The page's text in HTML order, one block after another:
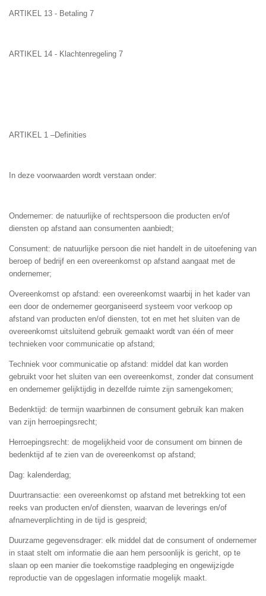
ARTIKEL 13 - Betaling 7
ARTIKEL 14 - Klachtenregeling 7
ARTIKEL 1 –Definities
In deze voorwaarden wordt verstaan onder:
Ondernemer: de natuurlijke of rechtspersoon die producten en/of
diensten op afstand aan consumenten aanbiedt;
Consument: de natuurlijke persoon die niet handelt in de uitoefening van
beroep of bedrijf en een overeenkomst op afstand aangaat met de
ondernemer;
Overeenkomst op afstand: een overeenkomst waarbij in het kader van
een door de ondernemer georganiseerd systeem voor verkoop op
afstand van producten en/of diensten, tot en met het sluiten van de
overeenkomst uitsluitend gebruik gemaakt wordt van één of meer
technieken voor communicatie op afstand;
Techniek voor communicatie op afstand: middel dat kan worden
gebruikt voor het sluiten van een overeenkomst, zonder dat consument
en ondernemer gelijktijdig in dezelfde ruimte zijn samengekomen;
Bedenktijd: de termijn waarbinnen de consument gebruik kan maken
van zijn herroepingsrecht;
Herroepingsrecht: de mogelijkheid voor de consument om binnen de
bedenktijd af te zien van de overeenkomst op afstand;
Dag: kalenderdag;
Duurtransactie: een overeenkomst op afstand met betrekking tot een
reeks van producten en/of diensten, waarvan de leverings en/of
afnameverplichting in de tijd is gespreid;
Duurzame gegevensdrager: elk middel dat de consument of ondernemer
in staat stelt om informatie die aan hem persoonlijk is gericht, op te
slaan op een manier die toekomstige raadpleging en ongewijzigde
reproductie van de opgeslagen informatie mogelijk maakt.